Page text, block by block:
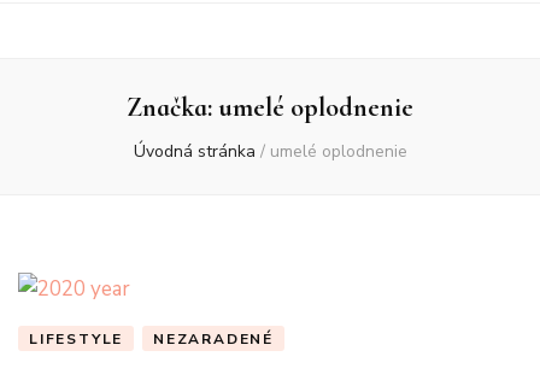
Značka:umelé oplodnenie
Úvodná stránka / umelé oplodnenie
LIFESTYLE NEZARADENÉ